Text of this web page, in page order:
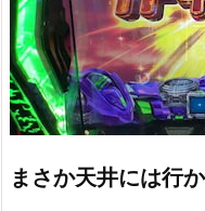
まさか天井には行